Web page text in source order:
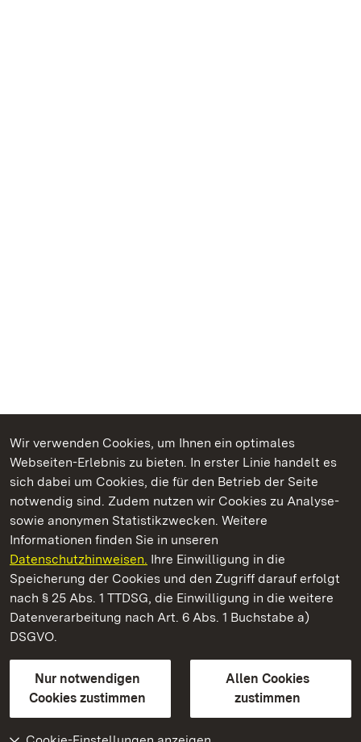
Wir verwenden Cookies, um Ihnen ein optimales
Webseiten-Erlebnis zu bieten. In erster Linie handelt es
sich dabei um Cookies, die für den Betrieb der Seite
notwendig sind. Zudem nutzen wir Cookies zu Analyse-
sowie anonymen Statistikzwecken. Weitere
Informationen finden Sie in unseren
Datenschutzhinweisen. Ihre Einwilligung in die
Speicherung der Cookies und den Zugriff darauf erfolgt
nach § 25 Abs. 1 TTDSG, die Einwilligung in die weitere
Datenverarbeitung nach Art. 6 Abs. 1 Buchstabe a)
DSGVO.
Nur notwendigen
Cookies zustimmen
Allen Cookies
zustimmen
Kommen. Staunen. Genießen.
Staatliche Schlösser und Gärten Baden‑Württemberg
Staatliche Schlösser und Gärten Baden-Württemberg
Kontakt
GebärdenspracheLeichte Sprache
Erklärung zur Barrierefreiheit
BITV-konform (geprüfte Seiten)